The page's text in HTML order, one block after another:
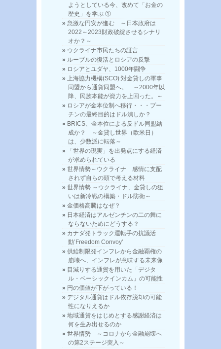
ようとしている今、改めて「お金の
歴史」を学ぶ ①
急激な円安が進む ～日本政府は
2022～2023財政破綻させるシナリ
オか？～
ウクライナ市民たちの証言
ルーブルの復活とロシアの反撃
ロシアとユダヤ、1000年闘争
上海協力機構(SCO):対金貸しの軍事
同盟から通貨同盟へ。 ～2000年以
降、民族本能が資力を上回った。～
ロシアが金本位制へ移行・・・プー
チンの最終目的はドル潰しか？
BRICS、金本位による反ドル同盟結
成か？ ～金貸し世界（欧米日）
は、少数派に転落～
「世界の現実」を出発点にする経済
が求められている
世界情勢～ウクライナ 感情に支配
されず自らの頭で考える材料
世界情勢 ～ウクライナ、金貸しの狙
いは新冷戦の構築・ドル防衛～
金価格高騰はなぜ？
日本経済はアルゼンチンの二の舞に
ならないためにどうする？
カナダ発トラック運転手の抗議活
動’Freedom Convoy’
供給制限発インフレから金融覇権の
崩壊へ、インフレが意味する未来像
目減りする通貨を用いた「デジタ
ル・ベーシックインカム」の可能性
円の価値が下がっている！
デジタル通貨はドル依存脱却の可能
性になりえるか
地域通貨をはじめとする感謝経済は
何を生み出せるのか
世界情勢 ～コロナから金融崩壊へ
の第2ステージ突入～